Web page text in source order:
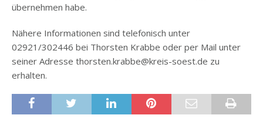
übernehmen habe.
Nähere Informationen sind telefonisch unter
02921/302446 bei Thorsten Krabbe oder per Mail unter
seiner Adresse thorsten.krabbe@kreis-soest.de zu
erhalten.